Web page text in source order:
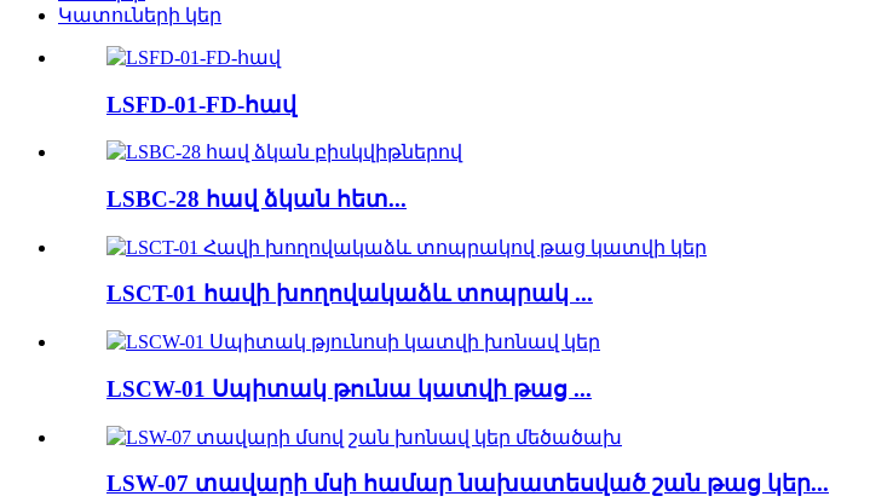
Կատուների կեր
LSFD-01-FD-հավ
LSBC-28 հավ ձկան հետ...
LSCT-01 հավի խողովակաձև տոպրակ ...
LSCW-01 Սպիտակ թունա կատվի թաց ...
LSW-07 տավարի մսի համար նախատեսված շան թաց կեր...